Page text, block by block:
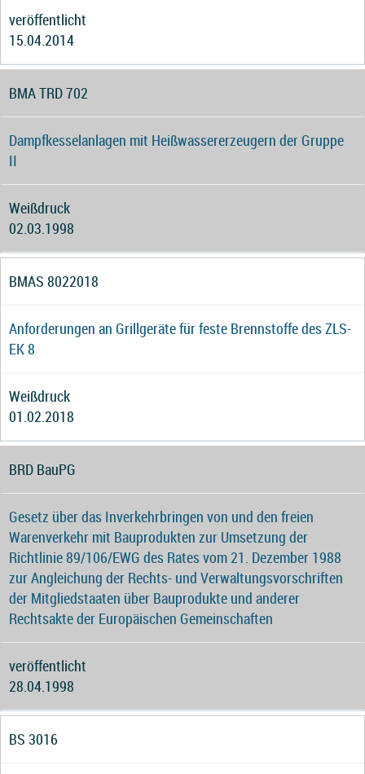
veröffentlicht
15.04.2014
BMA TRD 702
Dampfkesselanlagen mit Heißwassererzeugern der Gruppe
II
Weißdruck
02.03.1998
BMAS 8022018
Anforderungen an Grillgeräte für feste Brennstoffe des ZLS-
EK 8
Weißdruck
01.02.2018
BRD BauPG
Gesetz über das Inverkehrbringen von und den freien
Warenverkehr mit Bauprodukten zur Umsetzung der
Richtlinie 89/106/EWG des Rates vom 21. Dezember 1988
zur Angleichung der Rechts- und Verwaltungsvorschriften
der Mitgliedstaaten über Bauprodukte und anderer
Rechtsakte der Europäischen Gemeinschaften
veröffentlicht
28.04.1998
BS 3016